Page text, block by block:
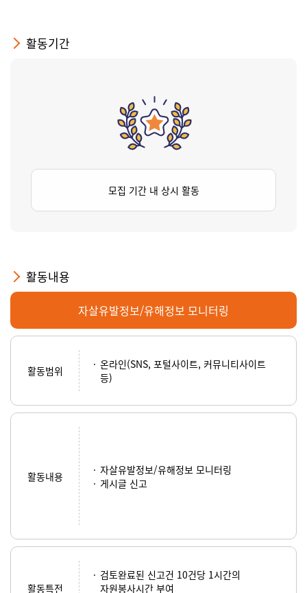
활동기간
모집 기간 내 상시 활동
활동내용
자살유발정보/유해정보 모니터링
활동범위
온라인(SNS, 포털사이트, 커뮤니티사이트
등)
활동내용
자살유발정보/유해정보 모니터링
게시글 신고
활동특전
검토완료된 신고건 10건당 1시간의
자원봉사시간 부여